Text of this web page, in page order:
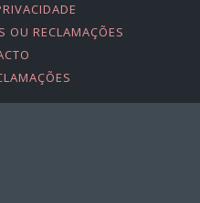
OU RECLAMAÇÕES